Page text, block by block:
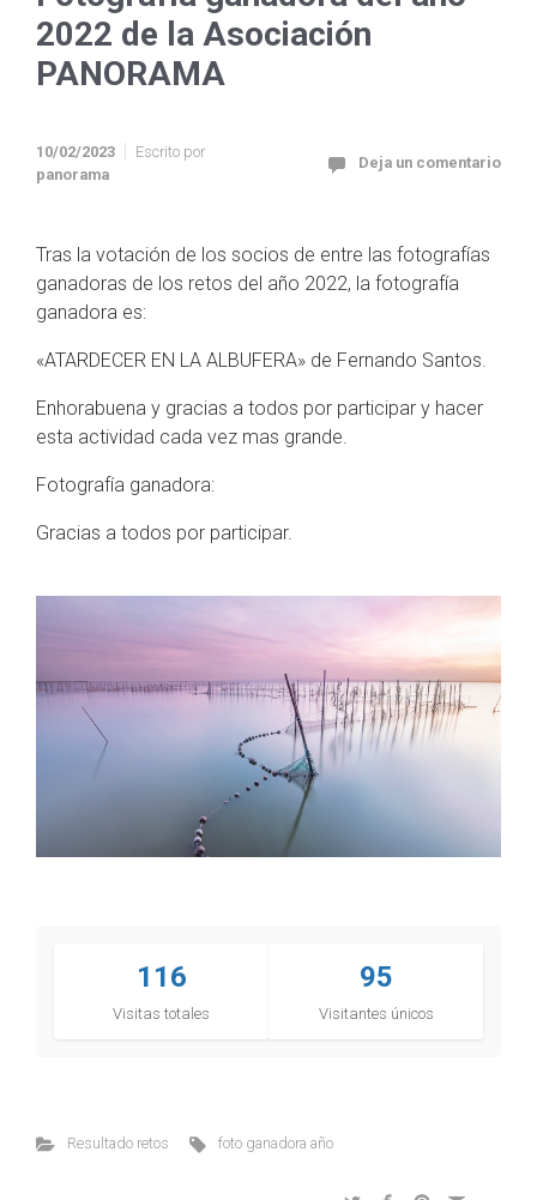
2022 de la Asociación
PANORAMA
10/02/2023
Escrito por
panorama
Deja un comentario
Tras la votación de los socios de entre las fotografías
ganadoras de los retos del año 2022, la fotografía
ganadora es:
«ATARDECER EN LA ALBUFERA» de Fernando Santos.
Enhorabuena y gracias a todos por participar y hacer
esta actividad cada vez mas grande.
Fotografía ganadora:
Gracias a todos por participar.
116
Visitas totales
95
Visitantes únicos
Resultado retos foto ganadora año